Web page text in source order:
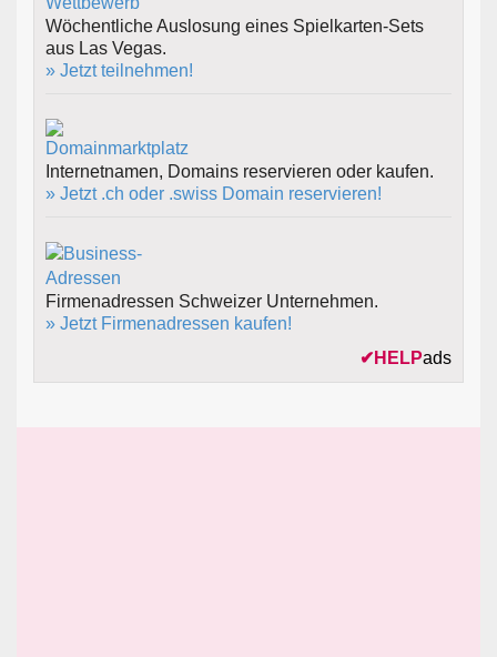
Wöchentliche Auslosung eines Spielkarten-Sets
aus Las Vegas.
» Jetzt teilnehmen!
Internetnamen, Domains reservieren oder kaufen.
» Jetzt .ch oder .swiss Domain reservieren!
Firmenadressen Schweizer Unternehmen.
» Jetzt Firmenadressen kaufen!
✔ HELPads